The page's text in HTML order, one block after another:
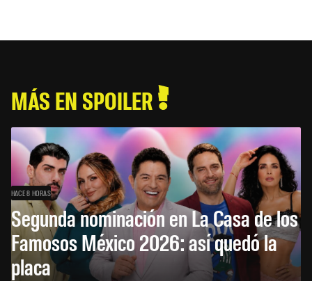
MÁS EN SPOILER
HACE 8 HORAS
Segunda nominación en La Casa de los
Famosos México 2026: así quedó la
placa